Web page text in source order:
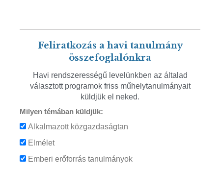
Feliratkozás a havi tanulmány
összefoglalónkra
Havi rendszerességű levelünkben az általad
választott programok friss műhelytanulmányait
küldjük el neked.
Milyen témában küldjük:
Alkalmazott közgazdaságtan
Elmélet
Emberi erőforrás tanulmányok